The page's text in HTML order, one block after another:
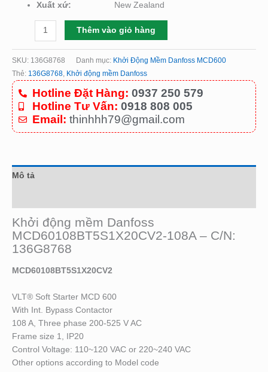
Xuất xứ:
New Zealand
Thêm vào giỏ hàng
SKU: 136G8768 Danh mục: Khởi Động Mềm Danfoss MCD600
Thẻ: 136G8768 Khởi động mềm Danfoss
Hotline Đặt Hàng: 0937 250 579
Hotline Tư Vấn: 0918 808 005
Email: thinhhh79@gmail.com
Mô tả
Khởi động mềm Danfoss
MCD60108BT5S1X20CV2-108A – C/N:
136G8768
MCD60108BT5S1X20CV2
VLT® Soft Starter MCD 600
With Int. Bypass Contactor
108 A, Three phase 200-525 V AC
Frame size 1, IP20
Control Voltage: 110~120 VAC or 220~240 VAC
Other options according to Model code